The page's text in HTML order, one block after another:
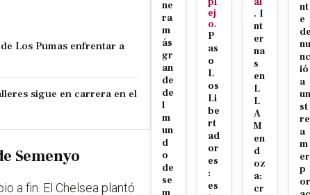
Los Pumas enfrentar a
sigue en carrera en el
Semenyo
a fin. El Chelsea plantó
ne
ra
m
ás
gr
an
de
de
l
m
un
d
o
de
se
ej
o.
P
as
o
L
os
Li
be
rt
ad
or
es
:
es
. I
nt
er
na
s
en
L
L
A
M
en
d
oz
a:
cr
nt
e
de
nu
nc
ió
a
un
st
re
a
m
er
p
or